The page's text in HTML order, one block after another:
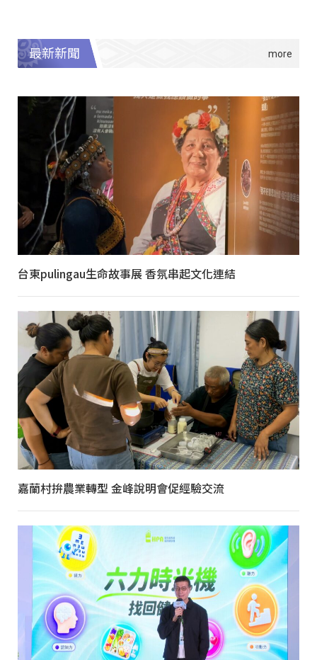
最新新聞
台東pulingau生命故事展 香氛串起文化連結
嘉蘭村拚農業轉型 金峰說明會促經驗交流